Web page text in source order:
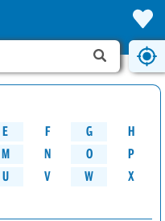
E F G H
M N O
P
U V W X